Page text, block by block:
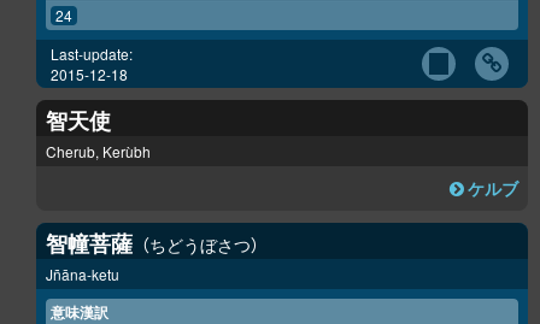
24
Last-update:
2015-12-18
智天使
Cherub, Kerùbh
ケルブ
智幢菩薩 ちどうぼさつ
Jñāna-ketu
意味漢訳